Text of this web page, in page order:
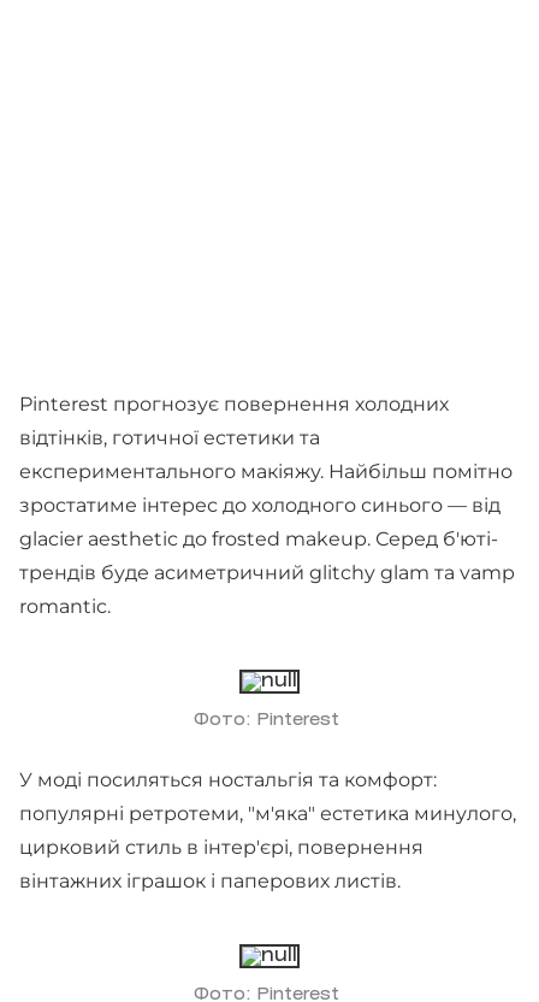
Pinterest прогнозує повернення холодних
відтінків, готичної естетики та
експериментального макіяжу. Найбільш помітно
зростатиме інтерес до холодного синього — від
glacier aesthetic до frosted makeup. Серед б'юті-
трендів буде асиметричний glitchy glam та vamp
romantic.
Фото: Pinterest
У моді посиляться ностальгія та комфорт:
популярні ретротеми, "м'яка" естетика минулого,
цирковий стиль в інтер'єрі, повернення
вінтажних іграшок і паперових листів.
Фото: Pinterest